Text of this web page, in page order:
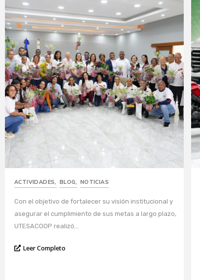
ACTIVIDADES, BLOG, NOTICIAS
Con el objetivo de fortalecer su visión institucional y
asegurar el cumplimiento de sus metas a largo plazo,
UTESACOOP realizó...
Leer Completo